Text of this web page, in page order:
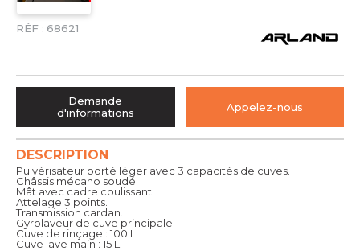
RÉF : 68621
DESCRIPTION
Pulvérisateur porté léger avec 3 capacités de cuves.
Châssis mécano soudé.
Mât avec cadre coulissant.
Attelage 3 points.
Transmission cardan.
Gyrolaveur de cuve principale
Cuve de rinçage : 100 L
Cuve lave main : 15 L
Demande
d'informations
Appelez-nous